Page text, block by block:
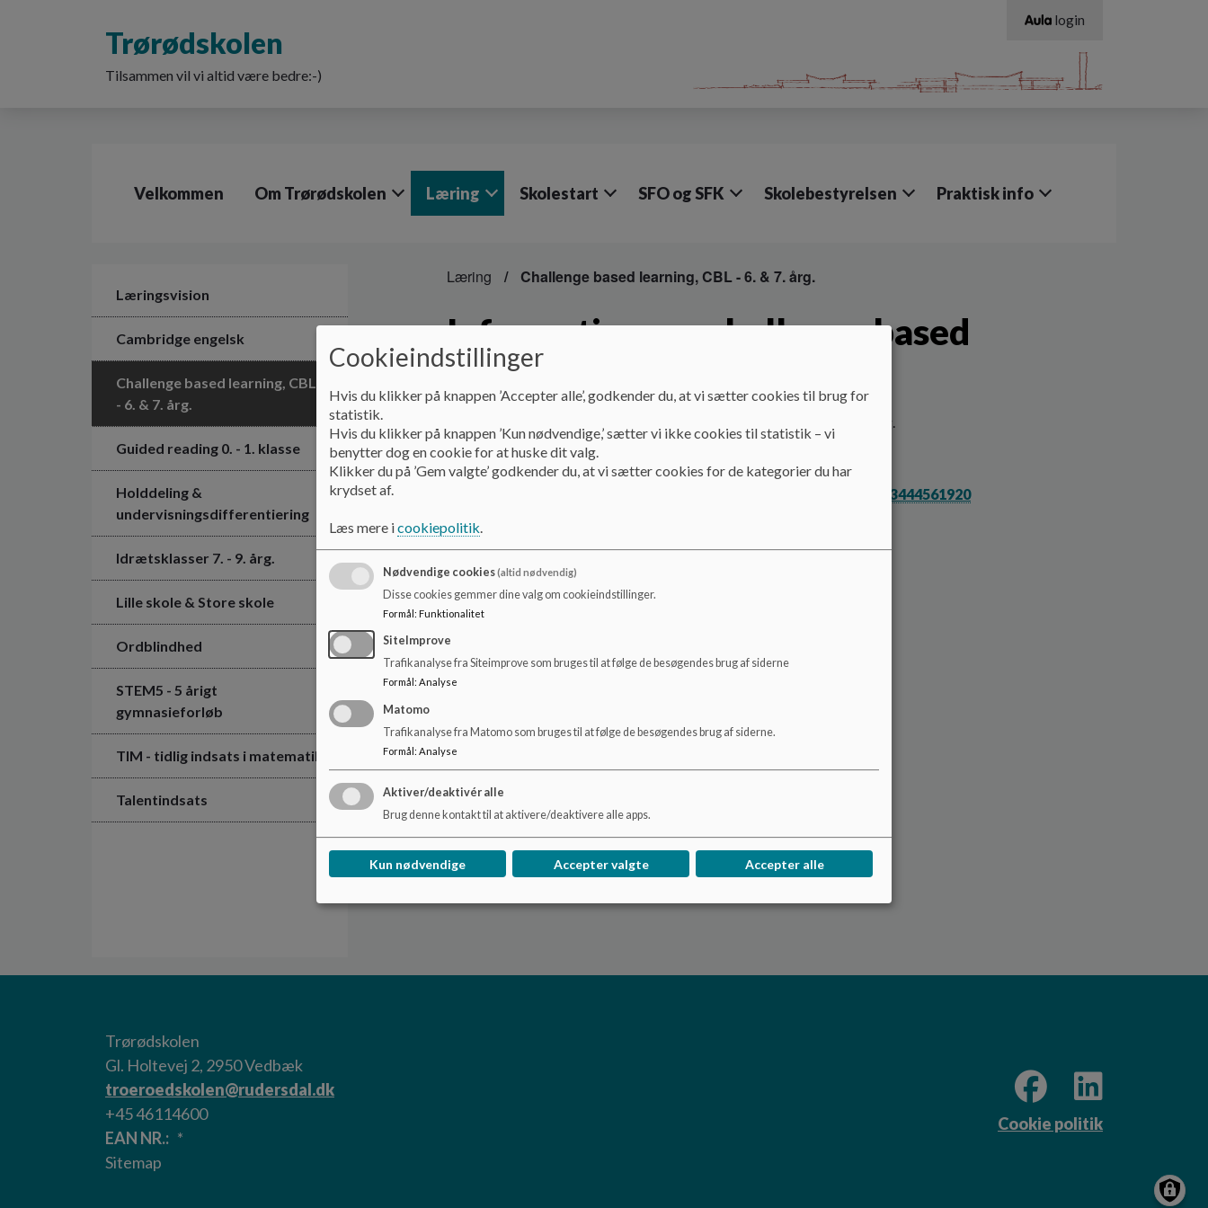
Trørødskolen
Tilsammen vil vi altid være bedre:-)
login
Velkommen Om Trørødskolen Læring Skolestart SFO og SFK Skolebestyrelsen Praktisk info
Læringsvision
Cambridge engelsk
Challenge based learning, CBL
- 6. & 7. årg.
Guided reading 0. - 1. klasse
Holddeling &
undervisningsdifferentiering
Idrætsklasser 7. - 9. årg.
Lille skole & Store skole
Ordblindhed
STEM5 - 5 årigt
gymnasieforløb
TIM - tidlig indsats i matematik
Talentindsats
Læring Challenge based learning, CBL - 6. & 7. årg.
Information om challenge based
learning
Her kan du læse om vores udviklingsprojekt om challenge based laerning.
Linked in opslag om CBL læringsforløb om "Rummet":
https://www.linkedin.com/feed/update/urn:li:activity:7118311263444561920
Dokumenter
CBL - præs. skolebestyrelse 2023.pdf
Trørødskolen
Gl. Holtevej 2, 2950 Vedbæk
troeroedskolen@rudersdal.dk
+45 46114600
EAN NR.
*
Sitemap
Cookie politik
Cookieindstillinger
Hvis du klikker på knappen ’Accepter alle’, godkender du, at vi sætter cookies til brug for
statistik.
Hvis du klikker på knappen ’Kun nødvendige,’ sætter vi ikke cookies til statistik – vi
benytter dog en cookie for at huske dit valg.
Klikker du på ’Gem valgte’ godkender du, at vi sætter cookies for de kategorier du har
krydset af.
Læs mere icookiepolitik.
Nødvendige cookies(altid nødvendig)
Disse cookies gemmer dine valg om cookieindstillinger.
Formål: Funktionalitet
SiteImprove
Trafikanalyse fra Siteimprove som bruges til at følge de besøgendes brug af siderne
Formål : Analyse
Matomo
Trafikanalyse fra Matomo som bruges til at følge de besøgendes brug af siderne.
Formål : Analyse
Aktiver/deaktivér alle
Brug denne kontakt til at aktivere/deaktivere alle apps.
Kun nødvendige Accepter valgte Accepter alle